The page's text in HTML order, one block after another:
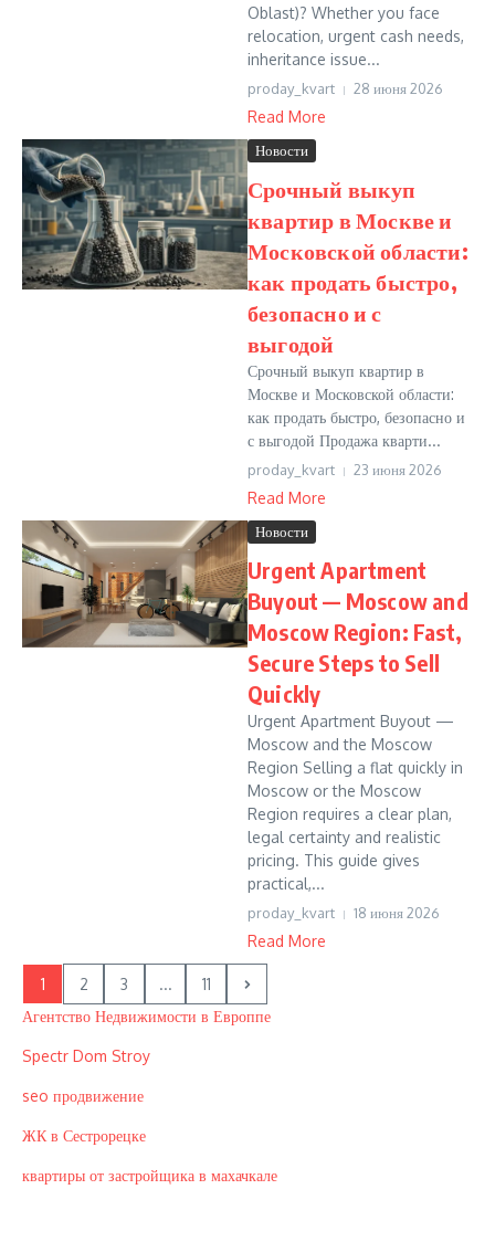
Oblast)? Whether you face
relocation, urgent cash needs,
inheritance issue...
proday_kvart 28 июня 2026
Read More
Новости
Срочный выкуп
квартир в Москве и
Московской области:
как продать быстро,
безопасно и с
выгодой
Срочный выкуп квартир в
Москве и Московской области:
как продать быстро, безопасно и
с выгодой Продажа кварти...
proday_kvart 23 июня 2026
Read More
Новости
Urgent Apartment
Buyout — Moscow and
Moscow Region: Fast,
Secure Steps to Sell
Quickly
Urgent Apartment Buyout —
Moscow and the Moscow
Region Selling a flat quickly in
Moscow or the Moscow
Region requires a clear plan,
legal certainty and realistic
pricing. This guide gives
practical,...
proday_kvart 18 июня 2026
Read More
1 2 3 ...
11
Агентство Недвижимости в Европпе
Spectr Dom Stroy
seo продвижение
ЖК в Сестрорецке
квартиры от застройщика в махачкале